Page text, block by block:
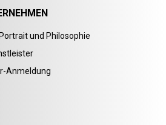
und Philosophie
Anmeldung